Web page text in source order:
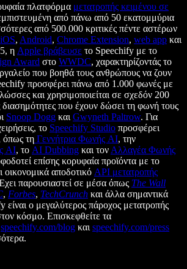
πλατφόρμα μετατροπής κειμένου σε
από πάνω από 50 εκατομμύρια
από 500.000 κριτικές πέντε αστέρων
iOS, Android, Chrome Extension, web app και
η Apple βράβευσε το Speechify με το
Award στο WWDC, χαρακτηρίζοντάς το
που βοηθά τους ανθρώπους να ζουν
προσφέρει πάνω από 1.000 φωνές με
και χρησιμοποιείται σε σχεδόν 200
που έχουν δώσει τη φωνή τους
Snoop Dogg και Gwyneth Paltrow. Για
το Speechify Studio προσφέρει
όπως τη Γεννήτρια Φωνής AI, την
AI, το AI Dubbing και τον Αλλαγέα Φωνής
επίσης κορυφαία προϊόντα με το
οικονομικά αποδοτικό API μετατροπής
παρουσιαστεί σε μέσα όπως The Wall
, Forbes, TechCrunch και άλλα σημαντικά
ο μεγαλύτερος πάροχος μετατροπής
κόσμο. Επισκεφθείτε τα
speechify.com/blog και speechify.com/press